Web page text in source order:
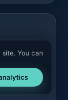
Zugriff
You can